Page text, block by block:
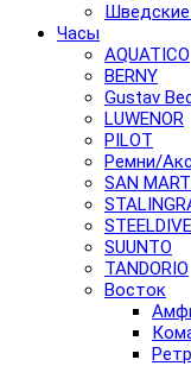
Шведские
Часы
AQUATICO
BERNY
Gustav
LUWENOR
PILOT
Pемни/
SAN
STEELDIVE
SUUNTO
TANDORIO
Восток